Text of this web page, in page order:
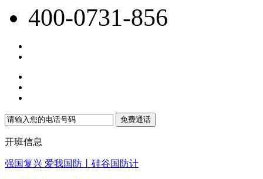
400-0731-856
免费通话
开班信息
强国复兴 爱我国防丨硅谷国防计